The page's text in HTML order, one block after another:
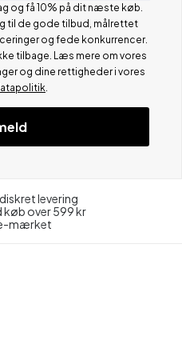
og få 10% på dit næste køb.
til de gode tilbud, målrettet
og fede konkurrencer.
tilbage. Læs mere om vores
og dine rettigheder i vores
levering
køb over 599 kr
mærket